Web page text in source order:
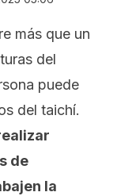
más que un
del
puede
del taichí.
de
la